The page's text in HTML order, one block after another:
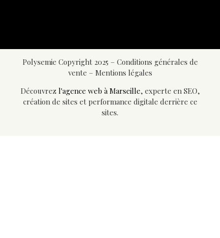
Polysemie Copyright 2025 – Conditions générales de
vente – Mentions légales
Découvrez l'agence web à Marseille, experte en SEO,
création de sites et performance digitale derrière ce
sites.